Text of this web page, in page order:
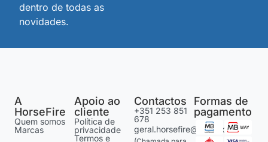
dentro de todas as
novidades.
A
HorseFire
Quem somos
Marcas
Apoio ao
cliente
Política de
privacidade
Termos e
Contactos
+351 253 851
678
geral.horsefire@gmail.com
Formas de
pagamento